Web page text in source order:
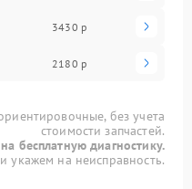
3430 р
2180 р
без учета
стоимости запчастей.
бесплатную диагностику.
укажем на неисправность.